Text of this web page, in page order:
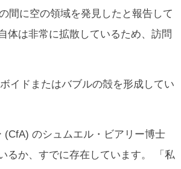
間に空の領域を発見したと報告して
体は非常に拡散しているため、訪問
イドまたはバブルの殻を形成してい
のシュムエル・ビアリー博士
るか、すでに存在しています。 「私